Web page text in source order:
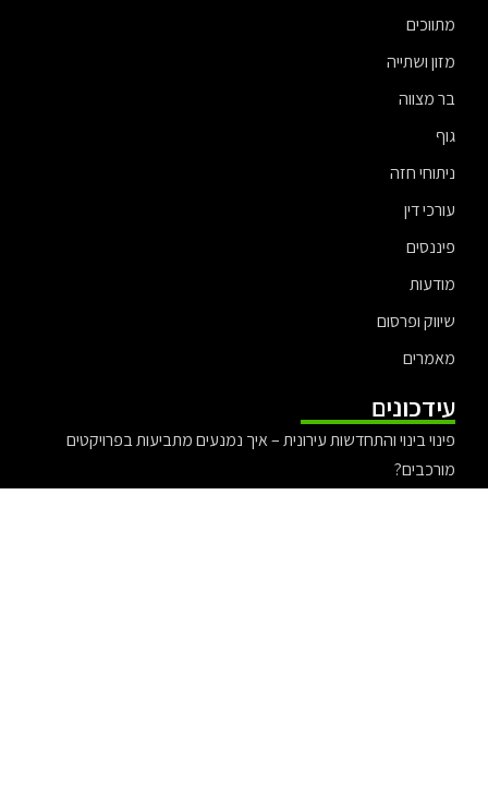
מתווכים
מזון ושתייה
בר מצווה
גוף
ניתוחי חזה
עורכי דין
פיננסים
מודעות
שיווק ופרסום
מאמרים
עידכונים
פינוי בינוי והתחדשות עירונית – איך נמנעים מתביעות בפרויקטים
מורכבים?